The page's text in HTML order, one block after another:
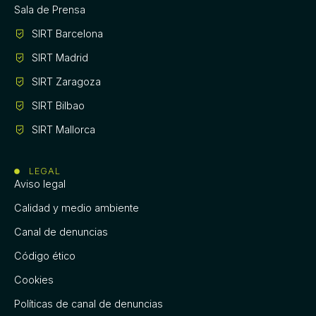
Sala de Prensa
SIRT Barcelona
SIRT Madrid
SIRT Zaragoza
SIRT Bilbao
SIRT Mallorca
LEGAL
Aviso legal
Calidad y medio ambiente
Canal de denuncias
Código ético
Cookies
Políticas de canal de denuncias